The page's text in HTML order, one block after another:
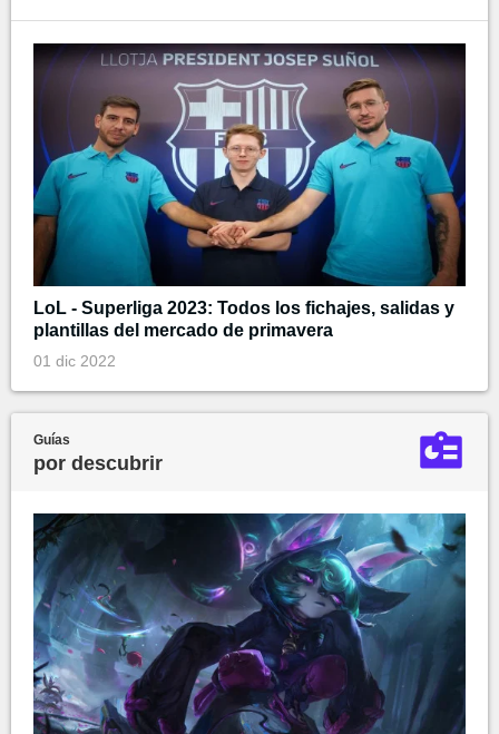
LoL - Superliga 2023: Todos los fichajes, salidas y
plantillas del mercado de primavera
01 dic 2022
Guías
por descubrir